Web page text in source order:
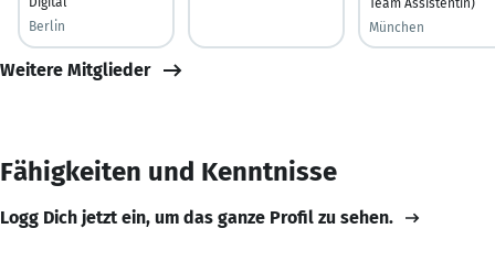
Berlin
München
Weitere Mitglieder
Fähigkeiten und Kenntnisse
Logg Dich jetzt ein, um das ganze Profil zu sehen.